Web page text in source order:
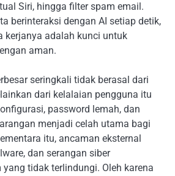
Siri, hingga filter spam email.
berinteraksi dengan AI setiap detik,
kerjanya adalah kunci untuk
aman.
seringkali tidak berasal dari
dari kelalaian pengguna itu
password lemah, dan
menjadi celah utama bagi
itu, ancaman eksternal
dan serangan siber
tidak terlindungi. Oleh karena